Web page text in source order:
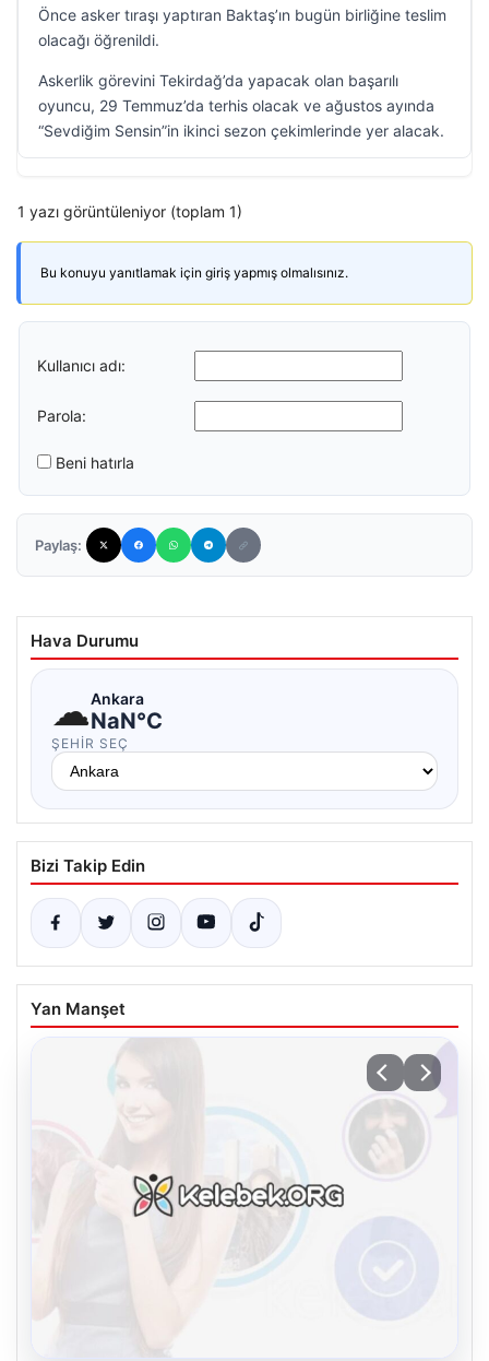
Önce asker tıraşı yaptıran Baktaş’ın bugün birliğine teslim
olacağı öğrenildi.
Askerlik görevini Tekirdağ’da yapacak olan başarılı
oyuncu, 29 Temmuz’da terhis olacak ve ağustos ayında
“Sevdiğim Sensin”in ikinci sezon çekimlerinde yer alacak.
1 yazı görüntüleniyor (toplam 1)
Bu konuyu yanıtlamak için giriş yapmış olmalısınız.
Kullanıcı adı:
Parola:
Beni hatırla
Paylaş:
Hava Durumu
☁Ankara
NaN°C
ŞEHIR SEÇ
Bizi Takip Edin
Yan Manşet